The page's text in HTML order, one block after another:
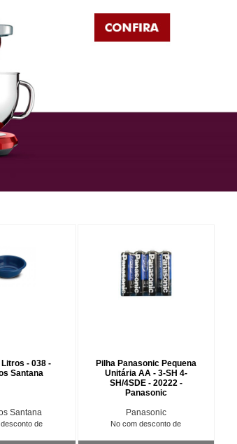
- 038 -
Santana
Santana
de
Pilha Panasonic Pequena
Unitária AA - 3-SH 4-
SH/4SDE - 20222 -
Panasonic
Panasonic
No com desconto de